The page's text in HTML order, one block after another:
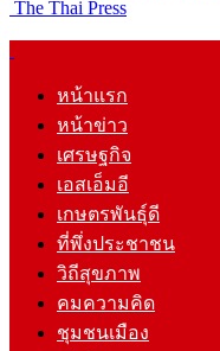
The Thai Press
หน้าแรก
หน้าข่าว
เศรษฐกิจ
เอสเอ็มอี
เกษตรพันธุ์ดี
ที่พึ่งประชาชน
วิถีสุขภาพ
คมความคิด
ชุมชนเมือง